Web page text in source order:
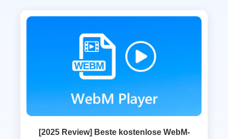
[2025 Review] Beste kostenlose WebM-